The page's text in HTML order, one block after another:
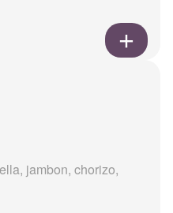
jambon, chorizo,